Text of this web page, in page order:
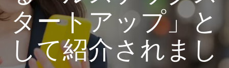
タートアップ」と
して紹介されまし